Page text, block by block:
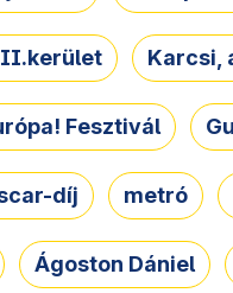
Karcsi,
Fesztivál
díj metró
Ágoston Dániel